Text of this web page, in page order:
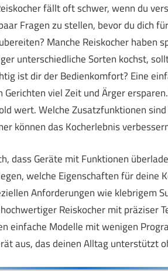
fällt oft schwer, wenn du
Fragen zu stellen, bevor du dich
Manche Reiskocher haben
unterschiedliche Sorten kochst,
ist dir der Bedienkomfort? Eine
viel Zeit und Ärger
wert. Welche Zusatzfunktionen
können das Kocherlebnis
dass Geräte mit Funktionen
welche Eigenschaften für deine
Anforderungen wie klebrigem
Reiskocher mit präziser
einfache Modelle mit wenigen
aus, das deinen Alltag unterstützt